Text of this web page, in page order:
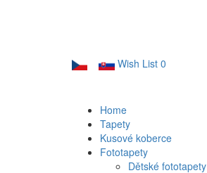
Wish List 0
Home
Tapety
Kusové koberce
Fototapety
Dětské fototapety